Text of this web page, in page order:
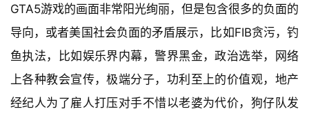
GTA5游戏的画面非常阳光绚丽，但是包含很多的负面的
导向，或者美国社会负面的矛盾展示，比如FIB贪污，钓
鱼执法，比如娱乐界内幕，警界黑金，政治选举，网络
上各种教会宣传，极端分子，功利至上的价值观，地产
经纪人为了雇人打压对手不惜以老婆为代价，狗仔队发